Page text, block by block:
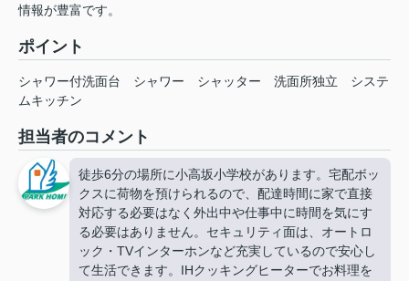
情報が豊富です。
ポイント
シャワー付洗面台 シャワー シャッター 洗面所独立
システ
ムキッチン
担当者のコメント
徒歩6分の場所に小高坂小学校があります。宅配ボッ
クスに荷物を預けられるので、配達時間に家で直接
対応する必要はなく外出中や仕事中に時間を気にす
る必要はありません。セキュリティ面は、オートロ
ック・TVインターホンなど充実しているので安心し
て生活できます。IHクッキングヒーターでお料理を